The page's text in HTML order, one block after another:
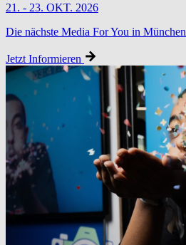
21. - 23. OKT. 2026
Die nächste Media For You in München
Jetzt Informieren